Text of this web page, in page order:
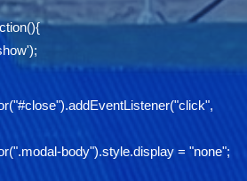
body").style.display = "none";